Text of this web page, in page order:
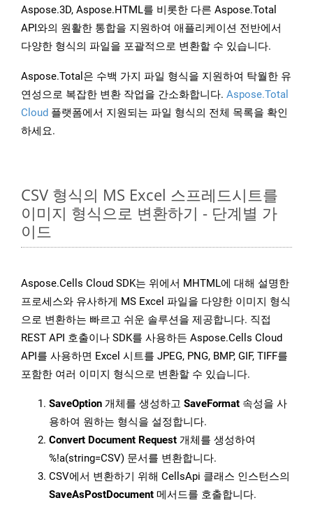
Aspose.3D, Aspose.HTML를 비롯한 다른 Aspose.Total
API와의 원활한 통합을 지원하여 애플리케이션 전반에서
다양한 형식의 파일을 포괄적으로 변환할 수 있습니다.
Aspose.Total은 수백 가지 파일 형식을 지원하여 탁월한 유
연성으로 복잡한 변환 작업을 간소화합니다. Aspose.Total
Cloud 플랫폼에서 지원되는 파일 형식의 전체 목록을 확인
하세요.
CSV 형식의 MS Excel 스프레드시트를
이미지 형식으로 변환하기 - 단계별 가
이드
Aspose.Cells Cloud SDK는 위에서 MHTML에 대해 설명한
프로세스와 유사하게 MS Excel 파일을 다양한 이미지 형식
으로 변환하는 빠르고 쉬운 솔루션을 제공합니다. 직접
REST API 호출이나 SDK를 사용하든 Aspose.Cells Cloud
API를 사용하면 Excel 시트를 JPEG, PNG, BMP, GIF, TIFF를
포함한 여러 이미지 형식으로 변환할 수 있습니다.
SaveOption 개체를 생성하고 SaveFormat 속성을 사
용하여 원하는 형식을 설정합니다.
Convert Document Request 개체를 생성하여
%!a(string=CSV) 문서를 변환합니다.
CSV에서 변환하기 위해 CellsApi 클래스 인스턴스의
SaveAsPostDocument 메서드를 호출합니다.